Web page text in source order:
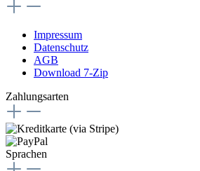
Impressum
Datenschutz
AGB
Download 7-Zip
Zahlungsarten
Sprachen